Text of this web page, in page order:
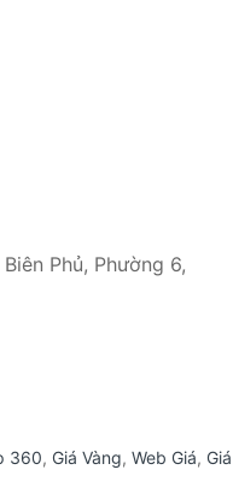
Phủ, Phường 6,
360, Giá Vàng, Web Giá, Giá